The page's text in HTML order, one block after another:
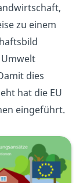
zu einem
dies
hat die EU
eingeführt.